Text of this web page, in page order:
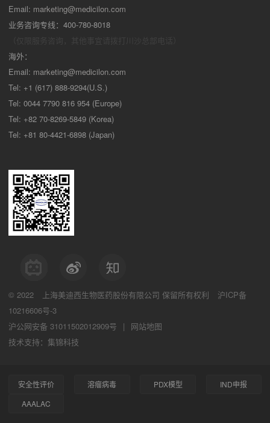
Email: marketing@medicilon.com
业务咨询专线：400-780-8018
海外：
Email: marketing@medicilon.com
Tel: +1 (617) 888-9294(U.S.)
Tel: 0044 7790 816 954 (Europe)
Tel: +82 70-8269-5849 (Korea)
Tel: +81 80-4421-6898 (Japan)
© 2022 上海美迪西生物医药股份有限公司 保留所有权利
沪ICP备
10216606号-3
沪公网安备 31011502012909号
|
网站地图
技术支持：集锦科技
安全性评价 溶瘤病毒 PDX模型
IND申报
AAALAC